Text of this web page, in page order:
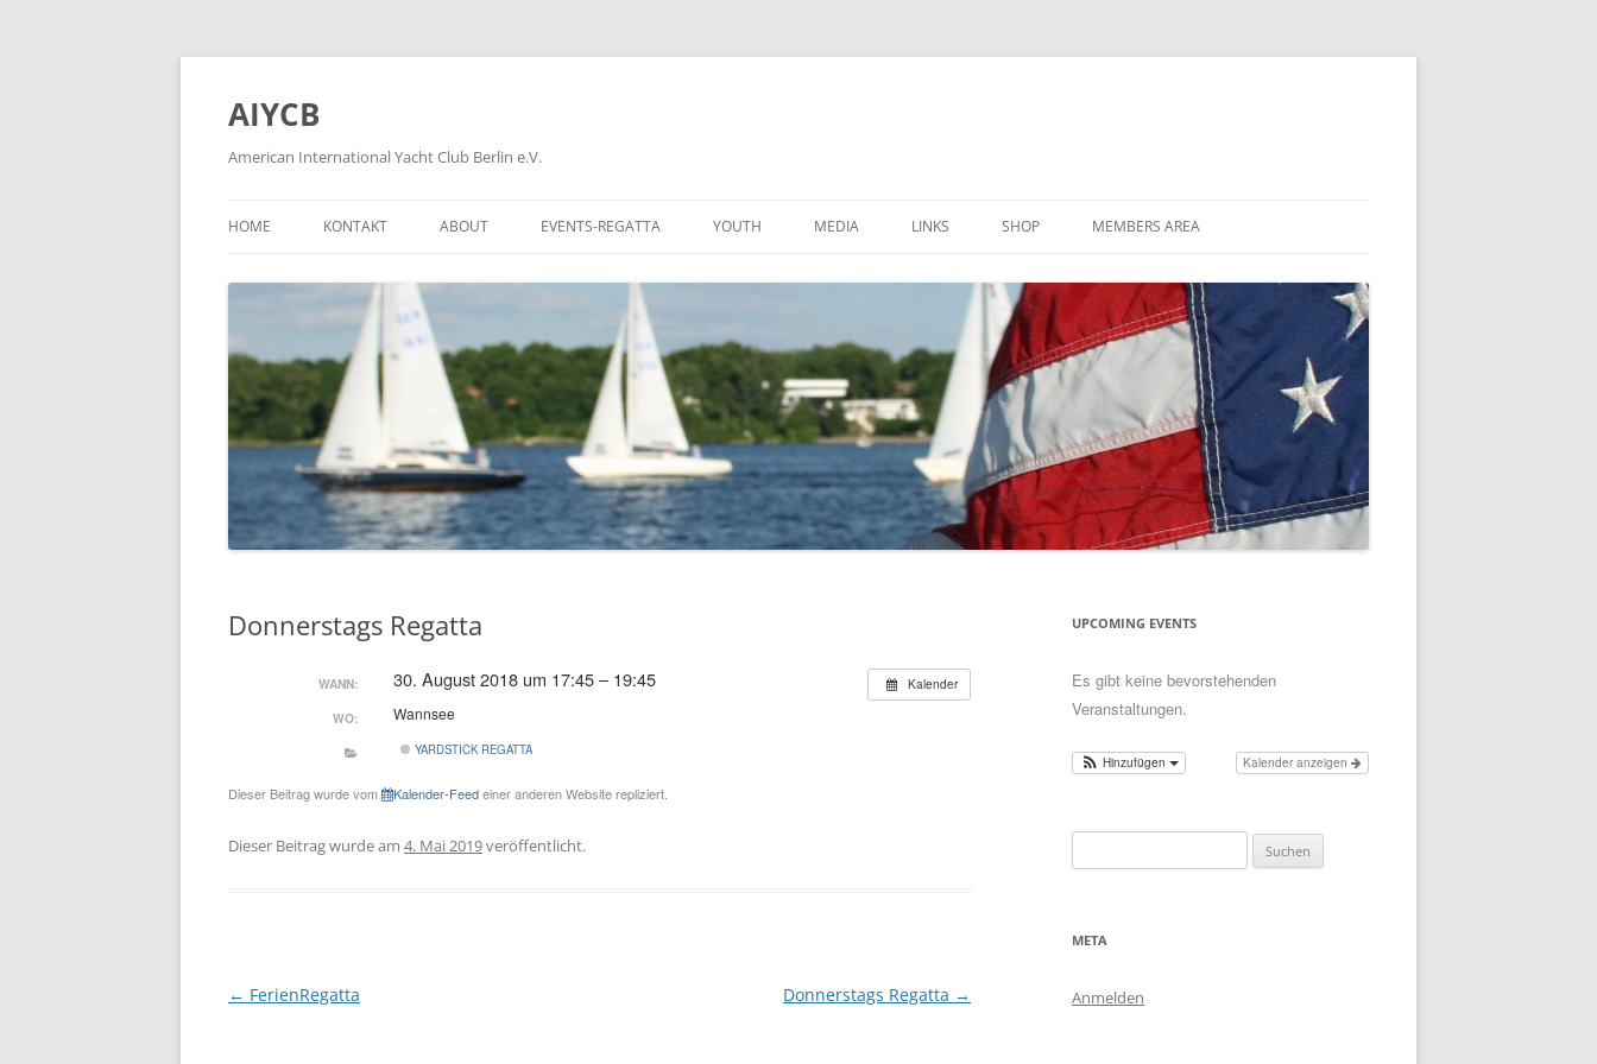
Zum
AIYCB
American International Yacht Club Berlin e.V.
HOME KONTAKT ABOUT
WIE WIRD MAN CLUBMITGLIED
HISTORY OF GROUNDS
FORMER MEMBERS OF AYCB
PLEASE KLICK HERE
EVENTS-REGATTA
DONNERSTAGSREGATTA
FERIENREGATTA
BERLINER REGATTAKALENDER
YARDSTICKLISTE W/UH
YARDSTICKZAHLEN DSV
YOUTH MEDIA LINKS SHOP MEMBERS AREA
Donnerstags Regatta
Kalender
WANN: 30. August 2018 um 17:45 – 19:45
WO: Wannsee
YARDSTICK REGATTA
Dieser Beitrag wurde vom Kalender-Feedeiner anderen Website repliziert.
Dieser Beitrag wurde am 4. Mai 2019veröffentlicht.
Beitragsnavigation
← FerienRegatta Donnerstags Regatta →
UPCOMING EVENTS
Es gibt keine bevorstehenden
Veranstaltungen.
Kalender anzeigen
Hinzufügen
nach:
META
Anmelden